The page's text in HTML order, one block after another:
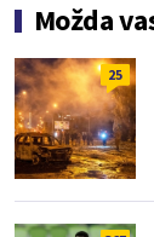
Možda
25